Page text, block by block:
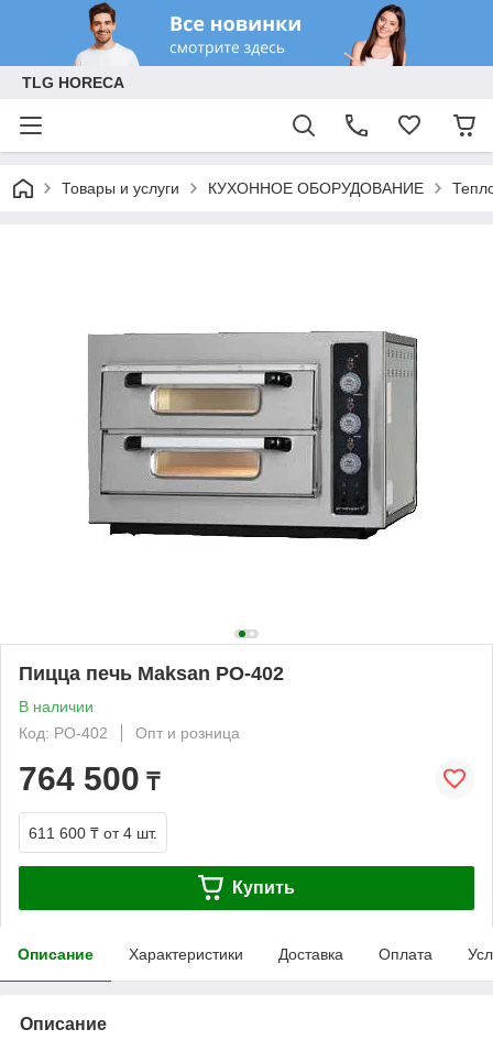
TLG HORECA
Товары и услуги КУХОННОЕ ОБОРУДОВАНИЕ
Пицца печь Maksan PO-402
В наличии
Код: PO-402
Опт и розница
764 500 ₸
611 600 ₸ от 4 шт.
Купить
Описание Характеристики Доставка Оплата
Описание